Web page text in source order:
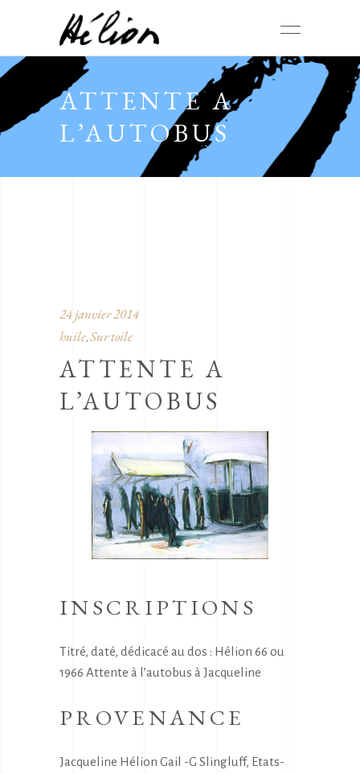
ATTENTE A
L’AUTOBUS
24 janvier 2014
huile, Sur toile
ATTENTE A
L’AUTOBUS
INSCRIPTIONS
Titré, daté, dédicacé au dos : Hélion 66 ou
1966 Attente à l’autobus à Jacqueline
PROVENANCE
Jacqueline Hélion Gail -G Slingluff, Etats-